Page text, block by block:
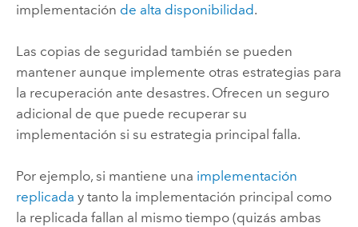
implementación de alta disponibilidad.
Las copias de seguridad también se pueden
mantener aunque implemente otras estrategias para
la recuperación ante desastres. Ofrecen un seguro
adicional de que puede recuperar su
implementación si su estrategia principal falla.
Por ejemplo, si mantiene una implementación
replicada y tanto la implementación principal como
la replicada fallan al mismo tiempo (quizás ambas